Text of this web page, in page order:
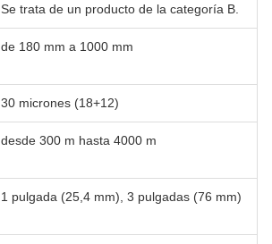
Se trata de un producto de la categoría B.
de 180 mm a 1000 mm
30 micrones (18+12)
desde 300 m hasta 4000 m
1 pulgada (25,4 mm), 3 pulgadas (76 mm)